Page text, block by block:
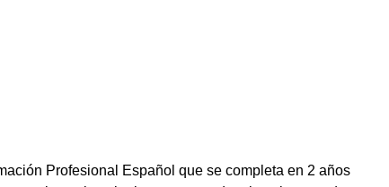
Profesional Español que se completa en 2 años